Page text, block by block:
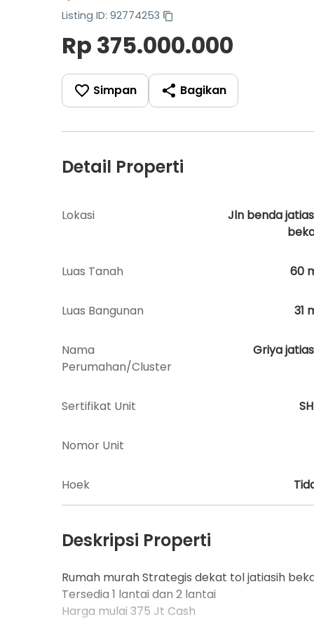
Listing ID: 92774253
Rp 375.000.000
Simpan Bagikan
Detail Properti
Lokasi
Jln benda
Luas Tanah 60
Luas Bangunan 31
Nama
Perumahan/Cluster
Griya
Sertifikat Unit
Nomor Unit
Hoek
Deskripsi Properti
Rumah murah Strategis dekat tol jatiasih
Tersedia 1 lantai dan 2 lantai
Harga mulai 375 Jt Cash